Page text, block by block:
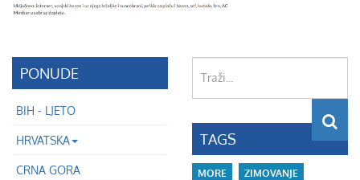
PONUDE
BIH - LJETO
HRVATSKA
CRNA GORA
TAGS
MORE
ZIMOVANJE